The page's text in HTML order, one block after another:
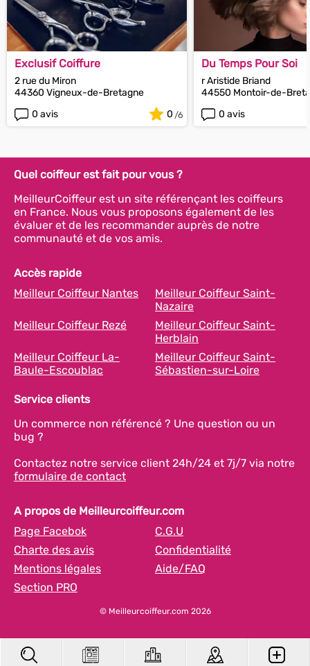
Exclusif Coiffure
2 rue du Miron
44360 Vigneux-de-Bretagne
0 avis
0
Du Temps Pour Soi
r Aristide Briand
44550 Montoir-de-
0 avis
Quel coiffeur est fait pour vous ?
MeilleurCoiffeur est un site référençant les coiffeurs
en France. Nous vous proposons également de les
évaluer et de les recommander auprès de notre
communauté et de vos amis.
Accès rapide
Meilleur Coiffeur Nantes
Meilleur Coiffeur Saint-
Nazaire
Meilleur Coiffeur Rezé
Meilleur Coiffeur Saint-
Herblain
Meilleur Coiffeur La-
Baule-Escoublac
Meilleur Coiffeur Saint-
Sébastien-sur-Loire
Service clients
Un commerce non référencé ? Une question ou un
bug ?
Contactez notre service client 24h/24 et 7j/7 via notre
formulaire de contact
A propos de Meilleurcoiffeur.com
Page Facebok
C.G.U
Charte des avis
Confidentialité
Mentions légales
Aide/FAQ
Section PRO
© Meilleurcoiffeur.com 2026